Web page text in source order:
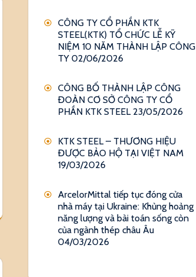
CÔNG TY CỔ PHẦN KTK
STEEL(KTK) TỔ CHỨC LỄ KỸ
NIỆM 10 NĂM THÀNH LẬP CÔNG
TY 02/06/2026
CÔNG BỐ THÀNH LẬP CÔNG
ĐOÀN CƠ SỞ CÔNG TY CỔ
PHẦN KTK STEEL 23/05/2026
KTK STEEL – THƯƠNG HIỆU
ĐƯỢC BẢO HỘ TẠI VIỆT NAM
19/03/2026
ArcelorMittal tiếp tục đóng cửa
nhà máy tại Ukraine: Khủng hoảng
năng lượng và bài toán sống còn
của ngành thép châu Âu
04/03/2026